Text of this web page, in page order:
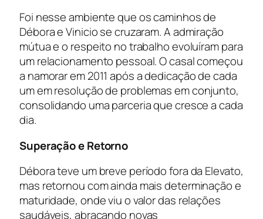
Foi nesse ambiente que os caminhos de
Débora e Vinicio se cruzaram. A admiração
mútua e o respeito no trabalho evoluíram para
um relacionamento pessoal. O casal começou
a namorar em 2011 após a dedicação de cada
um em resolução de problemas em conjunto,
consolidando uma parceria que cresce a cada
dia.
Superação e Retorno
Débora teve um breve período fora da Elevato,
mas retornou com ainda mais determinação e
maturidade, onde viu o valor das relações
saudáveis, abraçando novas